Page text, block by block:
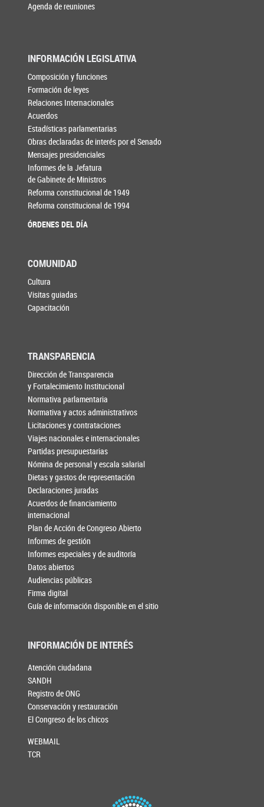
Agenda de reuniones
INFORMACIÓN LEGISLATIVA
Composición y funciones
Formación de leyes
Relaciones Internacionales
Acuerdos
Estadísticas parlamentarias
Obras declaradas de interés por el Senado
Mensajes presidenciales
Informes de la Jefatura
de Gabinete de Ministros
Reforma constitucional de 1949
Reforma constitucional de 1994
ÓRDENES DEL DÍA
COMUNIDAD
Cultura
Visitas guiadas
Capacitación
TRANSPARENCIA
Dirección de Transparencia
y Fortalecimiento Institucional
Normativa parlamentaria
Normativa y actos administrativos
Licitaciones y contrataciones
Viajes nacionales e internacionales
Partidas presupuestarias
Nómina de personal y escala salarial
Dietas y gastos de representación
Declaraciones juradas
Acuerdos de financiamiento
internacional
Plan de Acción de Congreso Abierto
Informes de gestión
Informes especiales y de auditoría
Datos abiertos
Audiencias públicas
Firma digital
Guía de información disponible en el sitio
INFORMACIÓN DE INTERÉS
Atención ciudadana
SANDH
Registro de ONG
Conservación y restauración
El Congreso de los chicos
WEBMAIL
TCR